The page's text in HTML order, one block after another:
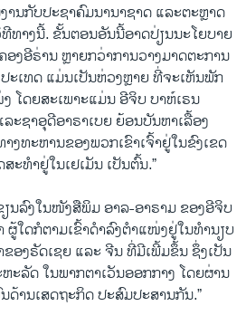
ານກັບປະຊາຄົມນານາຊາດ ແລະຕະຫຼາດ
ທາງນີ້. ຂັ້ນຕອນອັນນີ້ອາດປ່ຽນນະໂຍບາຍ
ງອີຣ່ານ ຫຼາຍກວ່າການວາງມາດຕະການ
ະເທດ ແມ່ນເປັນຫ່ວງຫຼາຍ ທີ່ຈະເຫັນພັກ
ໂດຍສະເພາະແມ່ນ ອີຈິບ ບາຫ໌ເຣນ
ະຊາອຸດີອາຣາເບຍ ຍ້ອນບັນຫາເລື້ອງ
ງທະຫານຂອງພວກເຂົາເຈົ້າຢູ່ໃນຂົງເຂດ
ະທຳຢູ່ໃນເຢເມັນ ເປັນຕົ້ນ.”
ນລົງໃນໜັງສືພິມ ອາລ-ອາຣາມ ຂອງອີຈິບ
ໃດກໍຕາມເຂົ້າດຳລົງຕຳແໜ່ງຢູ່ໃນທຳນຽບ
ອງຣັດເຊຍ ແລະ ຈີນ ທີ່ມີເພີ້ມຂຶ້ນ ຊຶ່ງເປັນ
ະລັດ ໃນພາກຕາເວັນອອກກາງ ໂດຍຜ່ານ
ດ້ານເສດຖະກິດ ປະສົມປະສານກັນ.”